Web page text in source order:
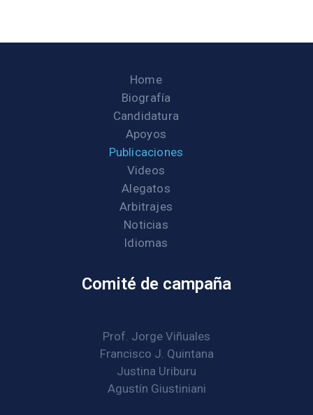
Home
Biografía
Candidatura
Apoyos
Publicaciones
Videos
Alegatos
Arbitrajes
Noticias
Idiomas
Comité de campaña
Prof. Jorge Viñuales
Francisco J. Quintana
Justina Uriburu
Agustín Giustiniani